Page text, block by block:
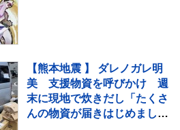
【熊本地震 】 ダレノガレ明
美 支援物資を呼びかけ 週
末に現地で炊きだし「たくさ
んの物資が届きはじめまし